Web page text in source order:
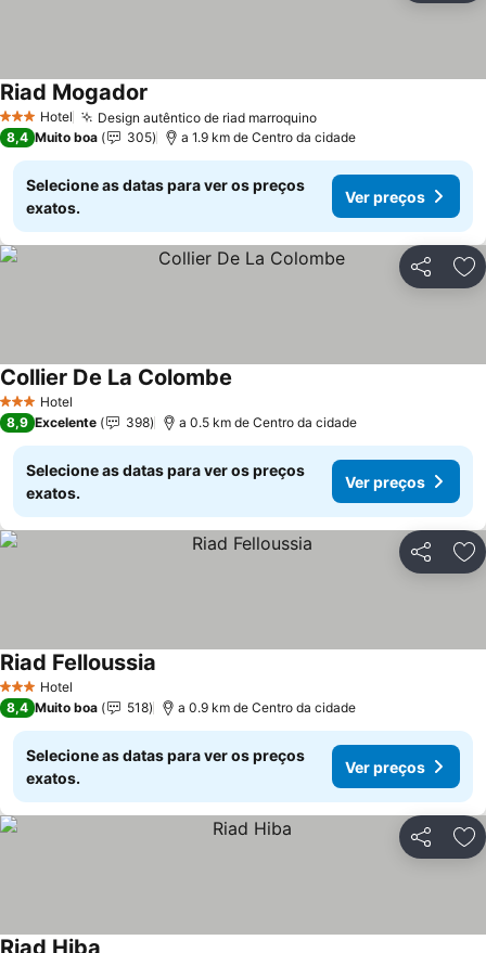
3 EstrelasHotel Design autêntico de riad marroquinoVer preços
Riad Mogador
8,4 Muito boa 305 a 1.9 km de Centro da cidade
Selecione as datas para ver os preços
exatos.
Ver preços
Partilhar
3 EstrelasHotel
Collier De La Colombe
8,9 Excelente 398 a 0.5 km de Centro da cidade
Selecione as datas para ver os preços
exatos.
Ver preços
Partilhar
3 EstrelasHotel
Riad Felloussia
8,4 Muito boa 518 a 0.9 km de Centro da cidade
Selecione as datas para ver os preços
exatos.
Ver preços
Partilhar
Riad Hiba